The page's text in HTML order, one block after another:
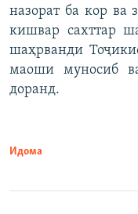
назорат ба кор ва
кишвар сахттар
шаҳрванди
маоши муносиб
доранд.
Идома